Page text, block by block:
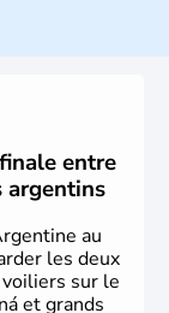
sous la forme
L'Etat
l'abolition des
monnaie
est
est
entre
argentins
au
les deux
sur le
et grands